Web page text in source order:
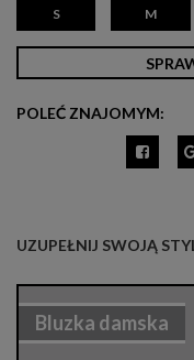
S M
POLEĆ ZNAJOMYM:
UZUPEŁNIJ SWOJĄ
Bluzka damska